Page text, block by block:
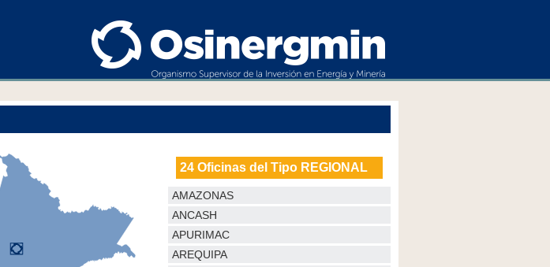
24 Oficinas del Tipo REGIONAL
AMAZONAS
ANCASH
APURIMAC
AREQUIPA